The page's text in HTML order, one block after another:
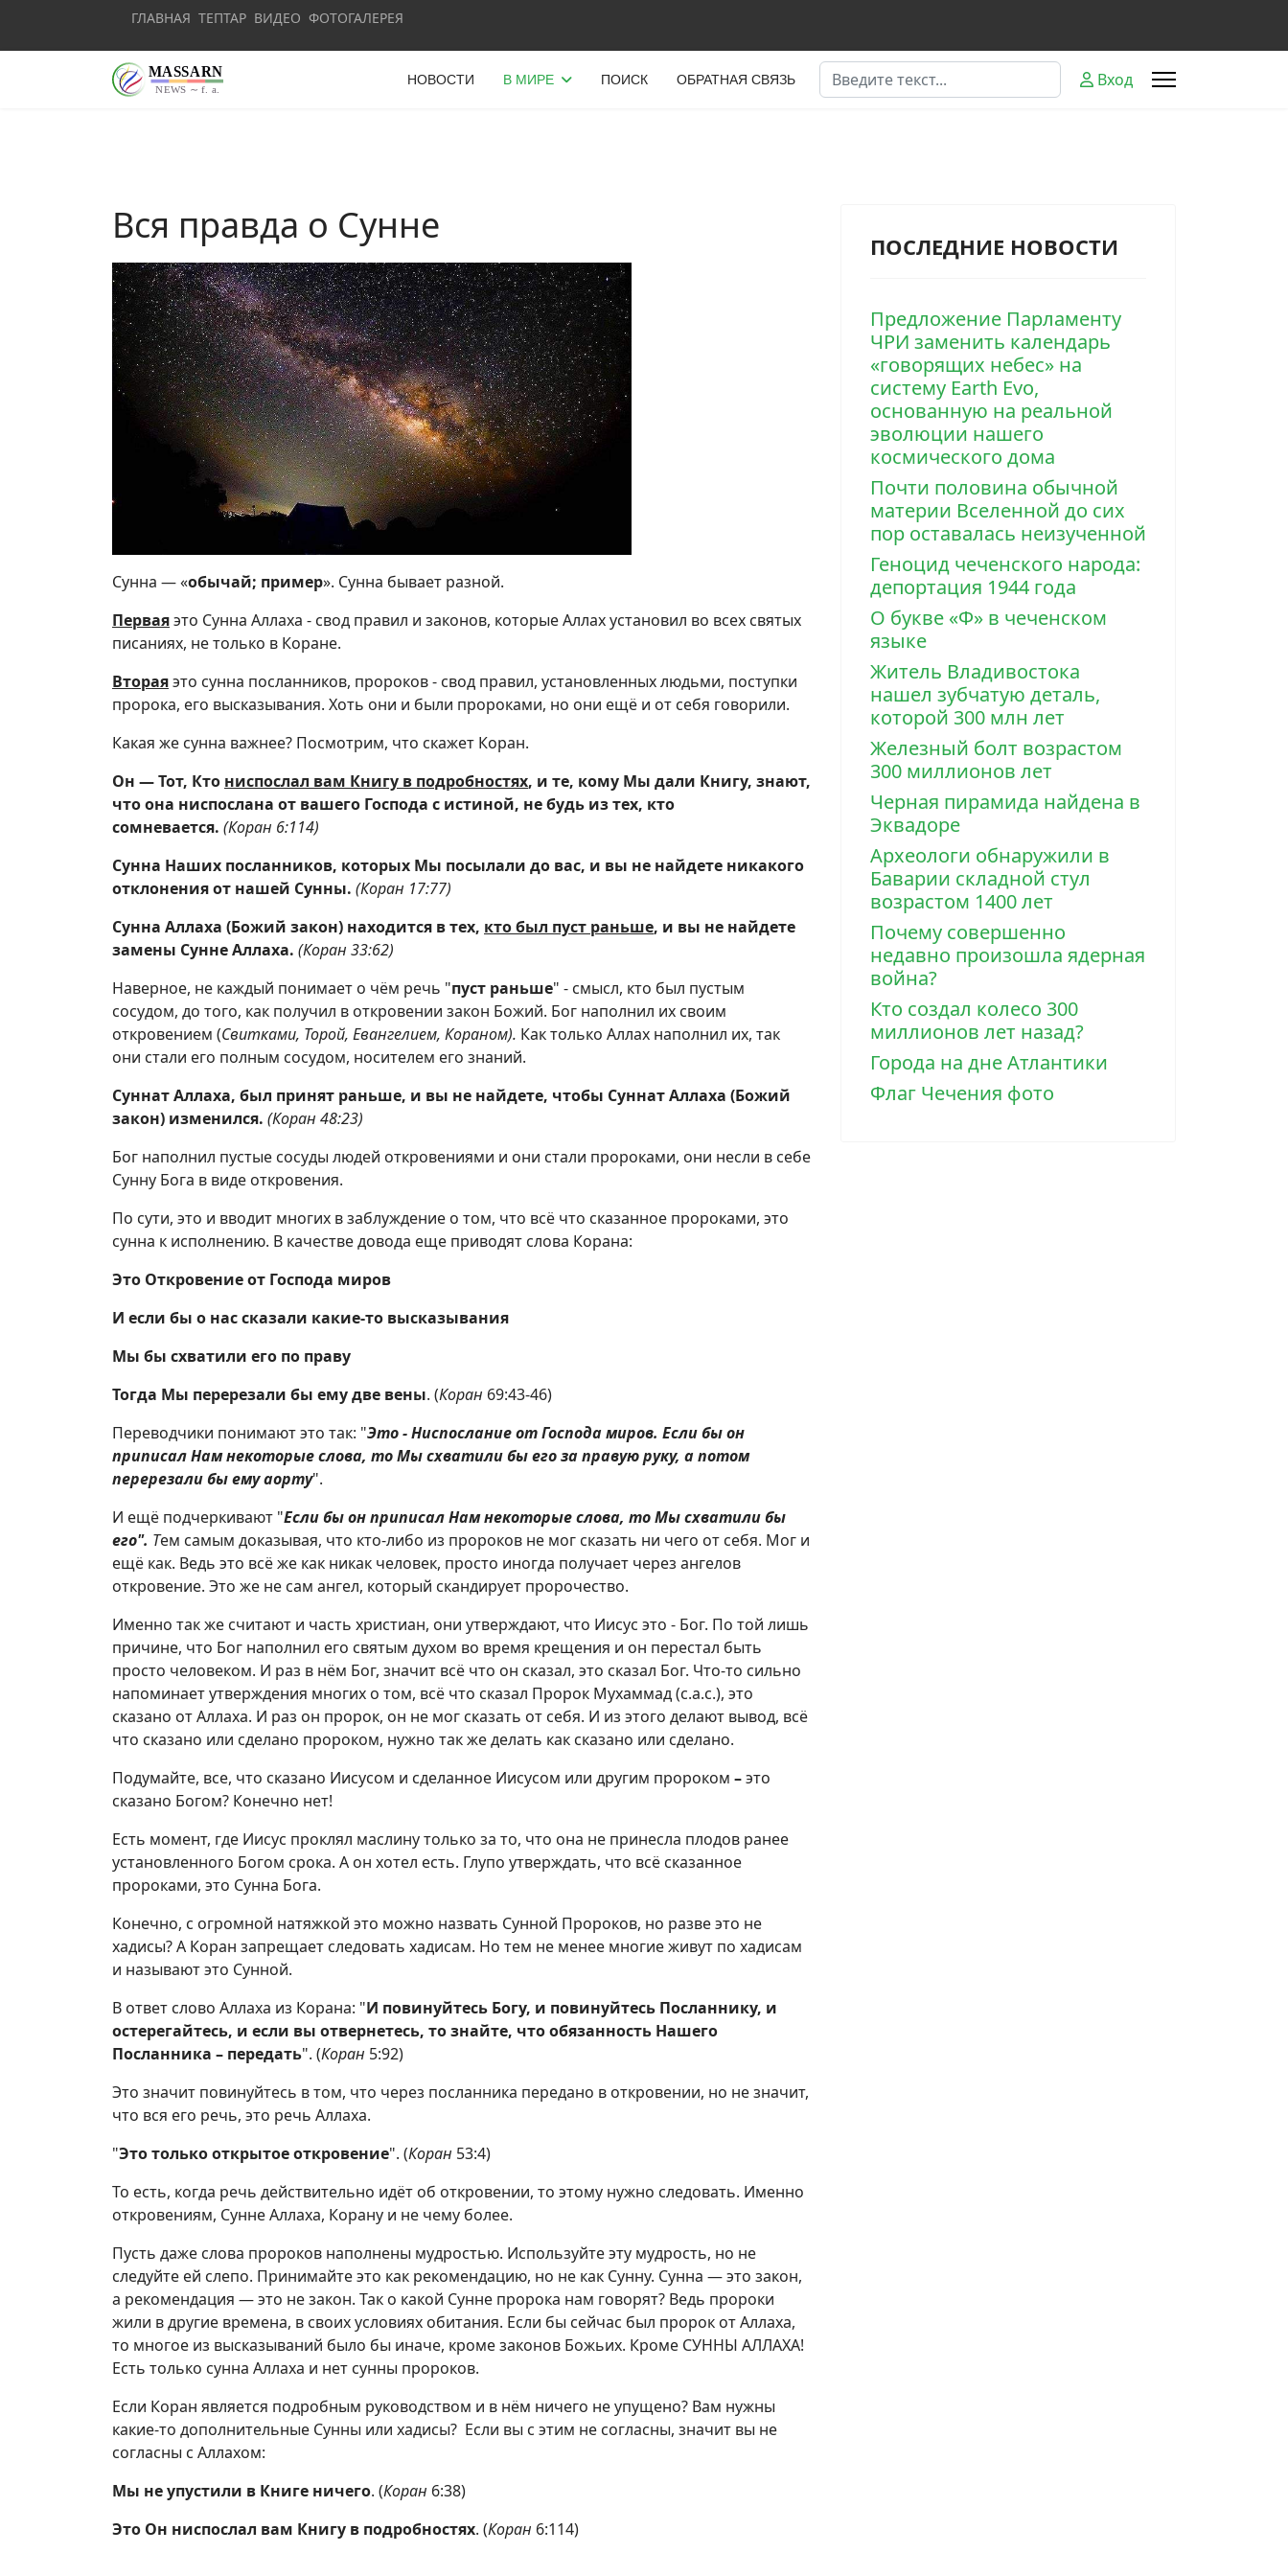
ГЛАВНАЯ ТЕПТАР ВИДЕО ФОТОГАЛЕРЕЯ
НОВОСТИ В МИРЕ ПОИСК ОБРАТНАЯ СВЯЗЬ Поиск Вход
Вся правда о Сунне
Сунна — «обычай; пример». Сунна бывает разной.
Перваяэто Сунна Аллаха - свод правил и законов, которые Аллах установил во всех святых
писаниях, не только в Коране.
Втораяэто сунна посланников, пророков - свод правил, установленных людьми, поступки
пророка, его высказывания. Хоть они и были пророками, но они ещё и от себя говорили.
Какая же сунна важнее? Посмотрим, что скажет Коран.
Он — Тот, Кто ниспослал вам Книгу в подробностях, и те, кому Мы дали Книгу, знают,
что она ниспослана от вашего Господа с истиной, не будь из тех, кто
сомневается. (Коран 6:114)
Сунна Наших посланников, которых Мы посылали до вас, и вы не найдете никакого
отклонения от нашей Сунны. (Коран 17:77)
Сунна Аллаха (Божий закон) находится в тех, кто был пуст раньше, и вы не найдете
замены Сунне Аллаха. (Коран 33:62)
Наверное, не каждый понимает о чём речь "пуст раньше" - смысл, кто был пустым
сосудом, до того, как получил в откровении закон Божий. Бог наполнил их своим
откровением (Свитками, Торой, Евангелием, Кораном). Как только Аллах наполнил их, так
они стали его полным сосудом, носителем его знаний.
Суннат Аллаха, был принят раньше, и вы не найдете, чтобы Суннат Аллаха (Божий
закон) изменился. (Коран 48:23)
Бог наполнил пустые сосуды людей откровениями и они стали пророками, они несли в себе
Сунну Бога в виде откровения.
По сути, это и вводит многих в заблуждение о том, что всё что сказанное пророками, это
сунна к исполнению. В качестве довода еще приводят слова Корана:
Это Откровение от Господа миров
И если бы о нас сказали какие-то высказывания
Мы бы схватили его по праву
Тогда Мы перерезали бы ему две вены. (Коран 69:43-46)
Переводчики понимают это так: "Это - Ниспослание от Господа миров. Если бы он
приписал Нам некоторые слова, то Мы схватили бы его за правую руку, а потом
перерезали бы ему аорту".
И ещё подчеркивают "Если бы он приписал Нам некоторые слова, то Мы схватили бы
его". Тем самым доказывая, что кто-либо из пророков не мог сказать ни чего от себя. Мог и
ещё как. Ведь это всё же как никак человек, просто иногда получает через ангелов
откровение. Это же не сам ангел, который скандирует пророчество.
Именно так же считают и часть христиан, они утверждают, что Иисус это - Бог. По той лишь
причине, что Бог наполнил его святым духом во время крещения и он перестал быть
просто человеком. И раз в нём Бог, значит всё что он сказал, это сказал Бог. Что-то сильно
напоминает утверждения многих о том, всё что сказал Пророк Мухаммад (с.а.с.), это
сказано от Аллаха. И раз он пророк, он не мог сказать от себя. И из этого делают вывод, всё
что сказано или сделано пророком, нужно так же делать как сказано или сделано.
Подумайте, все, что сказано Иисусом и сделанное Иисусом или другим пророком –это
сказано Богом? Конечно нет!
Есть момент, где Иисус проклял маслину только за то, что она не принесла плодов ранее
установленного Богом срока. А он хотел есть. Глупо утверждать, что всё сказанное
пророками, это Сунна Бога.
Конечно, с огромной натяжкой это можно назвать Сунной Пророков, но разве это не
хадисы? А Коран запрещает следовать хадисам. Но тем не менее многие живут по хадисам
и называют это Сунной.
В ответ слово Аллаха из Корана: "И повинуйтесь Богу, и повинуйтесь Посланнику, и
остерегайтесь, и если вы отвернетесь, то знайте, что обязанность Нашего
Посланника – передать". (Коран 5:92)
Это значит повинуйтесь в том, что через посланника передано в откровении, но не значит,
что вся его речь, это речь Аллаха.
"Это только открытое откровение". (Коран 53:4)
То есть, когда речь действительно идёт об откровении, то этому нужно следовать. Именно
откровениям, Сунне Аллаха, Корану и не чему более.
Пусть даже слова пророков наполнены мудростью. Используйте эту мудрость, но не
следуйте ей слепо. Принимайте это как рекомендацию, но не как Сунну. Сунна — это закон,
а рекомендация — это не закон. Так о какой Сунне пророка нам говорят? Ведь пророки
жили в другие времена, в своих условиях обитания. Если бы сейчас был пророк от Аллаха,
то многое из высказываний было бы иначе, кроме законов Божьих. Кроме СУННЫ АЛЛАХА!
Есть только сунна Аллаха и нет сунны пророков.
Если Коран является подробным руководством и в нём ничего не упущено? Вам нужны
какие-то дополнительные Сунны или хадисы? Если вы с этим не согласны, значит вы не
согласны с Аллахом:
Мы не упустили в Книге ничего. (Коран 6:38)
Это Он ниспослал вам Книгу в подробностях. (Коран 6:114)
ПОСЛЕДНИЕ НОВОСТИ
Предложение Парламенту
ЧРИ заменить календарь
«говорящих небес» на
систему Earth Evo,
основанную на реальной
эволюции нашего
космического дома
Почти половина обычной
материи Вселенной до сих
пор оставалась неизученной
Геноцид чеченского народа:
депортация 1944 года
О букве «Ф» в чеченском
языке
Житель Владивостока
нашел зубчатую деталь,
которой 300 млн лет
Железный болт возрастом
300 миллионов лет
Черная пирамида найдена в
Эквадоре
Археологи обнаружили в
Баварии складной стул
возрастом 1400 лет
Почему совершенно
недавно произошла ядерная
война?
Кто создал колесо 300
миллионов лет назад?
Города на дне Атлантики
Флаг Чечения фото